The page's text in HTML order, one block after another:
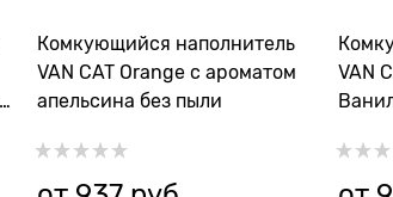
Комкующийся наполнитель
VAN CAT Orange с ароматом
апельсина без пыли
VAN